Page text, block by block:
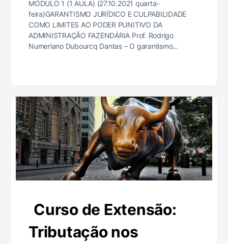
MÓDULO 1 (1 AULA) (27.10.2021 quarta-
feira)GARANTISMO JURÍDICO E CULPABILIDADE
COMO LIMITES AO PODER PUNITIVO DA
ADMINISTRAÇÃO FAZENDÁRIA Prof. Rodrigo
Numeriano Dubourcq Dantas – O garantismo…
Curso de Extensão:
Tributação nos